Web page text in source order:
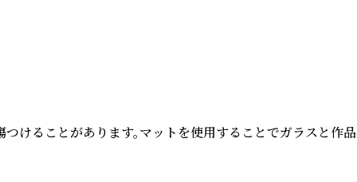
ることがあります。マットを使用することでガラスと